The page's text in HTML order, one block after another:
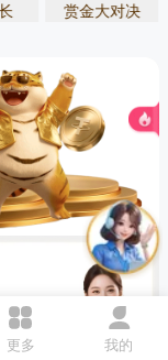
更多 我的